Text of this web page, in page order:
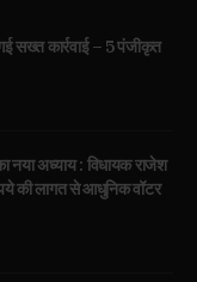
गई सख्त कार्रवाई – 5 पंजीकृत
नया अध्याय : विधायक राजेश
की लागत से आधुनिक वॉटर